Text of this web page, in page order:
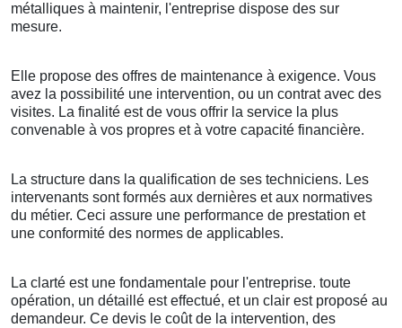
métalliques à maintenir, l'entreprise dispose des sur
mesure.
Elle propose des offres de maintenance à exigence. Vous
avez la possibilité une intervention, ou un contrat avec des
visites. La finalité est de vous offrir la service la plus
convenable à vos propres et à votre capacité financière.
La structure dans la qualification de ses techniciens. Les
intervenants sont formés aux dernières et aux normatives
du métier. Ceci assure une performance de prestation et
une conformité des normes de applicables.
La clarté est une fondamentale pour l'entreprise. toute
opération, un détaillé est effectué, et un clair est proposé au
demandeur. Ce devis le coût de la intervention, des